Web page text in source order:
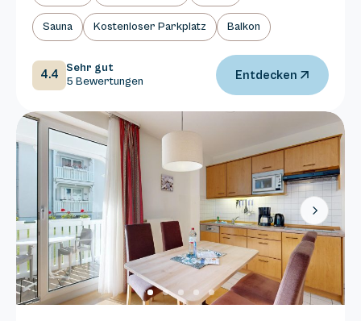
Sauna Kostenloser Parkplatz Balkon
4.4
Sehr gut
5 Bewertungen
Entdecken
Next